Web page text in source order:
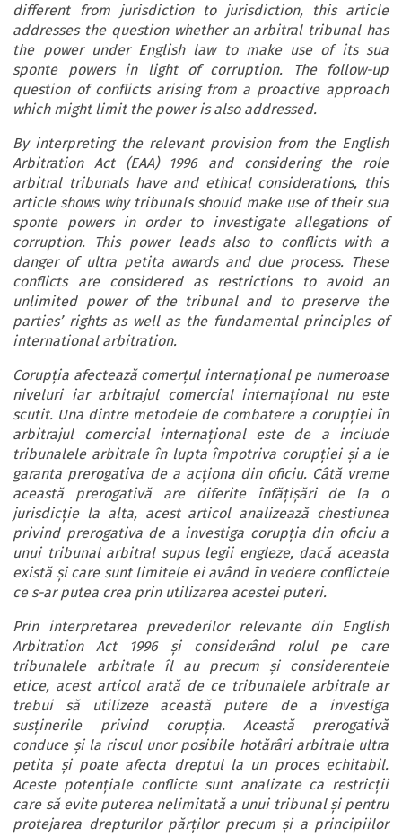
different from jurisdiction to jurisdiction, this article
addresses the question whether an arbitral tribunal has
the power under English law to make use of its sua
sponte powers in light of corruption. The follow-up
question of conflicts arising from a proactive approach
which might limit the power is also addressed.
By interpreting the relevant provision from the English
Arbitration Act (EAA) 1996 and considering the role
arbitral tribunals have and ethical considerations, this
article shows why tribunals should make use of their sua
sponte powers in order to investigate allegations of
corruption. This power leads also to conflicts with a
danger of ultra petita awards and due process. These
conflicts are considered as restrictions to avoid an
unlimited power of the tribunal and to preserve the
parties’ rights as well as the fundamental principles of
international arbitration.
Corupția afectează comerțul internațional pe numeroase
niveluri iar arbitrajul comercial internațional nu este
scutit. Una dintre metodele de combatere a corupției în
arbitrajul comercial internațional este de a include
tribunalele arbitrale în lupta împotriva corupției și a le
garanta prerogativa de a acționa din oficiu. Câtă vreme
această prerogativă are diferite înfățișări de la o
jurisdicție la alta, acest articol analizează chestiunea
privind prerogativa de a investiga corupția din oficiu a
unui tribunal arbitral supus legii engleze, dacă aceasta
există și care sunt limitele ei având în vedere conflictele
ce s-ar putea crea prin utilizarea acestei puteri.
Prin interpretarea prevederilor relevante din English
Arbitration Act 1996 și considerând rolul pe care
tribunalele arbitrale îl au precum și considerentele
etice, acest articol arată de ce tribunalele arbitrale ar
trebui să utilizeze această putere de a investiga
susținerile privind corupția. Această prerogativă
conduce și la riscul unor posibile hotărâri arbitrale ultra
petita și poate afecta dreptul la un proces echitabil.
Aceste potențiale conflicte sunt analizate ca restricții
care să evite puterea nelimitată a unui tribunal și pentru
protejarea drepturilor părților precum și a principiilor